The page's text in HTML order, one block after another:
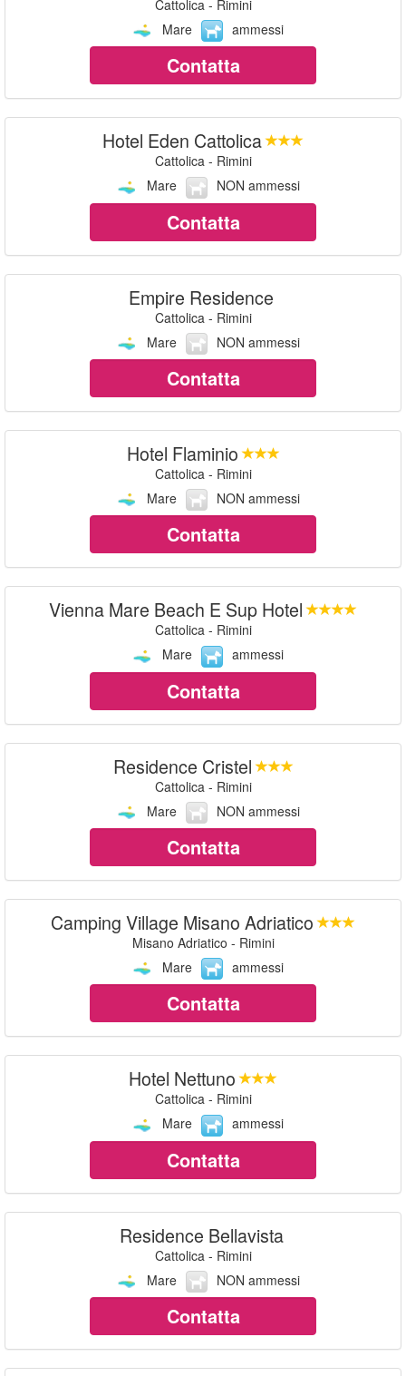
Cattolica - Rimini
Mare
ammessi
Contatta
Hotel Eden Cattolica
Cattolica - Rimini
Mare
NON ammessi
Contatta
Empire Residence
Cattolica - Rimini
Mare
NON ammessi
Contatta
Hotel Flaminio
Cattolica - Rimini
Mare
NON ammessi
Contatta
Vienna Mare Beach E Sup Hotel
Cattolica - Rimini
Mare
ammessi
Contatta
Residence Cristel
Cattolica - Rimini
Mare
NON ammessi
Contatta
Camping Village Misano Adriatico
Misano Adriatico - Rimini
Mare
ammessi
Contatta
Hotel Nettuno
Cattolica - Rimini
Mare
ammessi
Contatta
Residence Bellavista
Cattolica - Rimini
Mare
NON ammessi
Contatta